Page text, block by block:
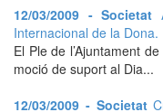
12/03/2009 - Societat
Internacional de la Dona.
El Ple de l’Ajuntament
moció de suport al Dia...
12/03/2009 - Societat